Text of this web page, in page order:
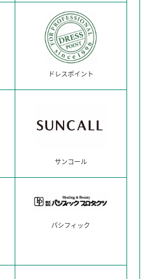
ドレスポイント
サンコール
パシフィック